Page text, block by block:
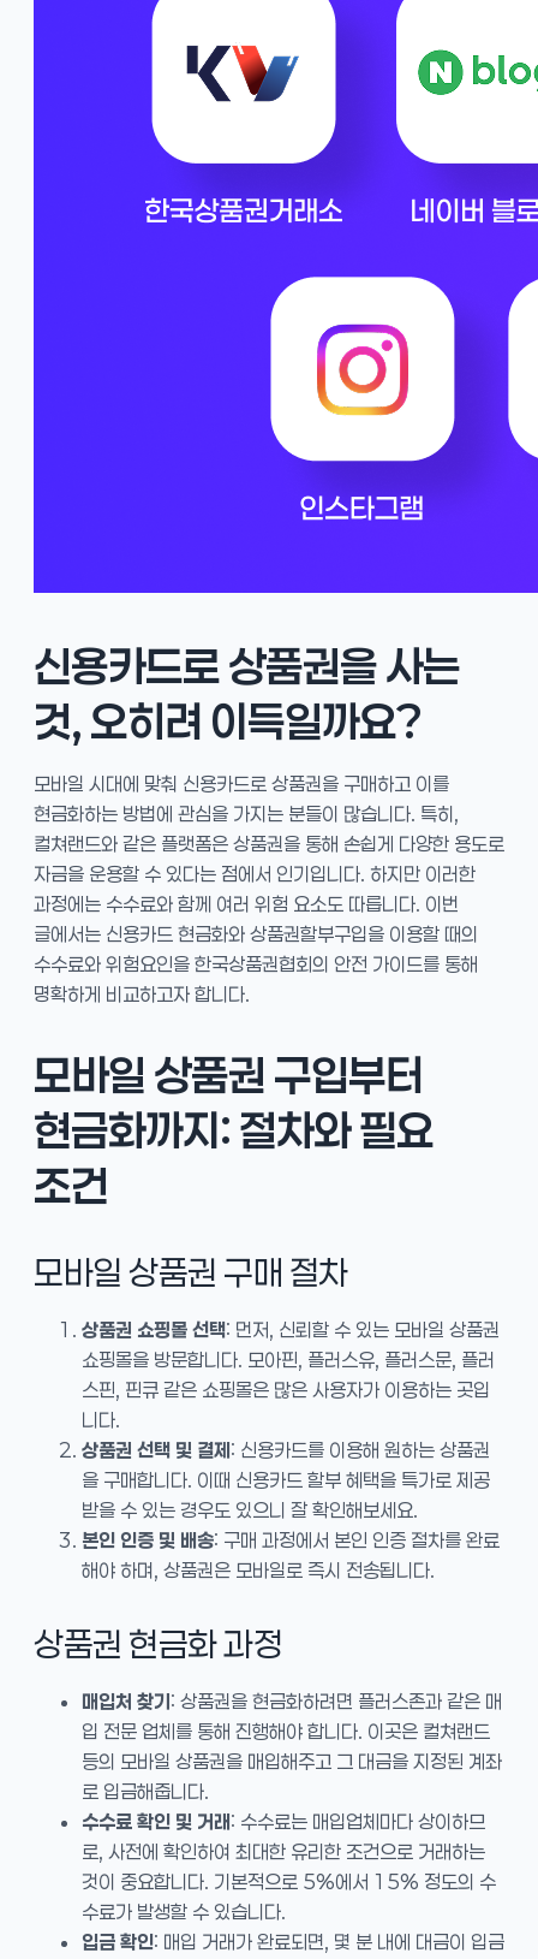
신용카드로 상품권을 사는
것, 오히려 이득일까요?
모바일 시대에 맞춰 신용카드로 상품권을 구매하고 이를
현금화하는 방법에 관심을 가지는 분들이 많습니다. 특히,
컬쳐랜드와 같은 플랫폼은 상품권을 통해 손쉽게 다양한 용도로
자금을 운용할 수 있다는 점에서 인기입니다. 하지만 이러한
과정에는 수수료와 함께 여러 위험 요소도 따릅니다. 이번
글에서는 신용카드 현금화와 상품권할부구입을 이용할 때의
수수료와 위험요인을 한국상품권협회의 안전 가이드를 통해
명확하게 비교하고자 합니다.
모바일 상품권 구입부터
현금화까지: 절차와 필요
조건
모바일 상품권 구매 절차
상품권 쇼핑몰 선택: 먼저, 신뢰할 수 있는 모바일 상품권
쇼핑몰을 방문합니다. 모아핀, 플러스유, 플러스문, 플러
스핀, 핀큐 같은 쇼핑몰은 많은 사용자가 이용하는 곳입
니다.
상품권 선택 및 결제: 신용카드를 이용해 원하는 상품권
을 구매합니다. 이때 신용카드 할부 혜택을 특가로 제공
받을 수 있는 경우도 있으니 잘 확인해보세요.
본인 인증 및 배송: 구매 과정에서 본인 인증 절차를 완료
해야 하며, 상품권은 모바일로 즉시 전송됩니다.
상품권 현금화 과정
매입처 찾기: 상품권을 현금화하려면 플러스존과 같은 매
입 전문 업체를 통해 진행해야 합니다. 이곳은 컬쳐랜드
등의 모바일 상품권을 매입해주고 그 대금을 지정된 계좌
로 입금해줍니다.
수수료 확인 및 거래: 수수료는 매입업체마다 상이하므
로, 사전에 확인하여 최대한 유리한 조건으로 거래하는
것이 중요합니다. 기본적으로 5%에서 15% 정도의 수
수료가 발생할 수 있습니다.
입금 확인: 매입 거래가 완료되면, 몇 분 내에 대금이 입금